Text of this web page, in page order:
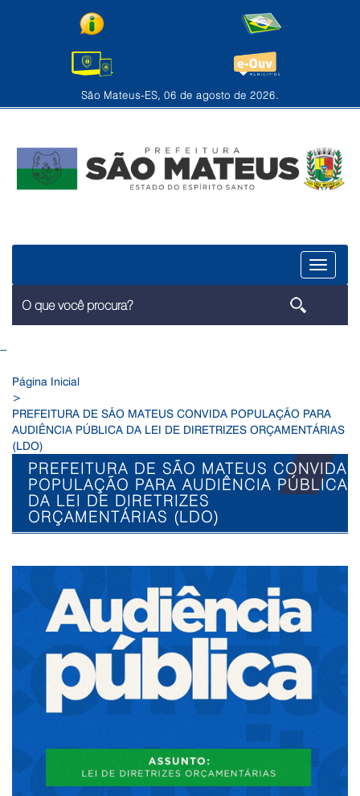
São Mateus-ES, 06 de agosto de 2026.
Menu
--
Página Inicial
>
PREFEITURA DE SÃO MATEUS CONVIDA POPULAÇÃO PARA
AUDIÊNCIA PÚBLICA DA LEI DE DIRETRIZES ORÇAMENTÁRIAS
(LDO)
PREFEITURA DE SÃO MATEUS CONVIDA
POPULAÇÃO PARA AUDIÊNCIA PÚBLICA
DA LEI DE DIRETRIZES
ORÇAMENTÁRIAS (LDO)